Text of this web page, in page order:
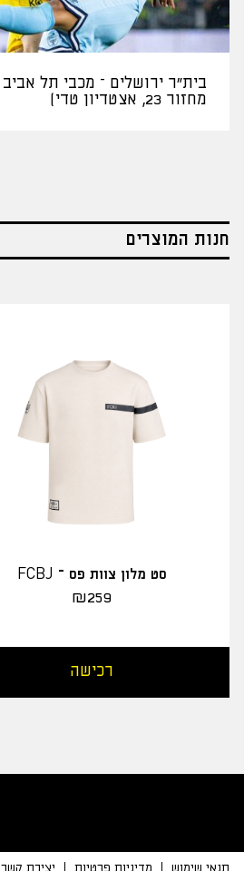
מחזור 23, אצטדיון טדי)
חנות המוצרים
סט מלון צוות פס – FCBJ
₪259
רכישה
תנאי שימוש מדיניות פרטיות יצירת קשר